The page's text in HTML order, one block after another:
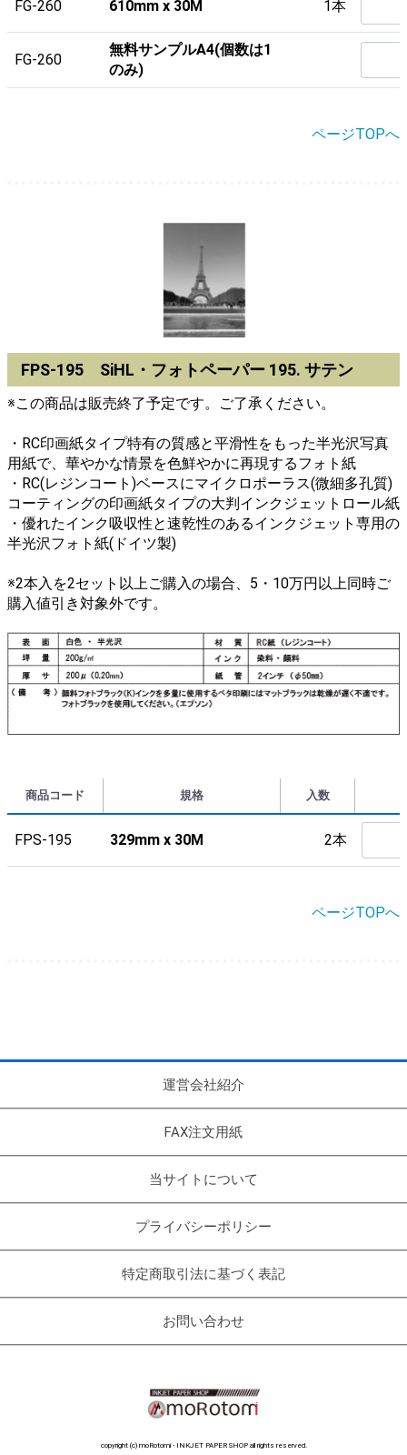
FG-260 610mm x 30M 1本
FG-260
無料サンプルA4(個数は1
のみ)
ページTOPへ
FPS-195 SiHL・フォトペーパー 195. サテン
※この商品は販売終了予定です。ご了承ください。
・RC印画紙タイプ特有の質感と平滑性をもった半光沢写真
用紙で、華やかな情景を色鮮やかに再現するフォト紙
・RC(レジンコート)ベースにマイクロポーラス(微細多孔質)
コーティングの印画紙タイプの大判インクジェットロール紙
・優れたインク吸収性と速乾性のあるインクジェット専用の
半光沢フォト紙(ドイツ製)
※2本入を2セット以上ご購入の場合、5・10万円以上同時ご
購入値引き対象外です。
商品コード 規格 入数
FPS-195 329mm x 30M 2本
ページTOPへ
運営会社紹介
FAX注文用紙
当サイトについて
プライバシーポリシー
特定商取引法に基づく表記
お問い合わせ
copyright (c) moRotomi - INKJET PAPER SHOP all rights reserved.